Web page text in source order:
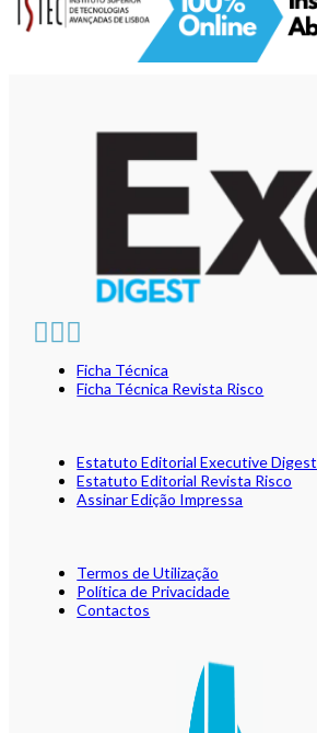
Ficha Técnica
Ficha Técnica Revista Risco
Estatuto Editorial Executive Digest
Estatuto Editorial Revista Risco
Assinar Edição Impressa
Termos de Utilização
Política de Privacidade
Contactos